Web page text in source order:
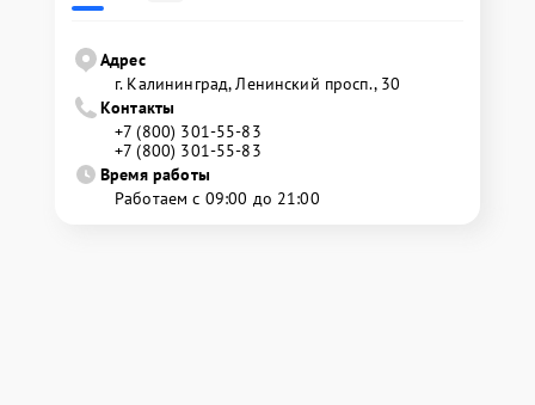
Адрес
г. Калининград, Ленинский просп., 30
Контакты
+7 (800) 301-55-83
+7 (800) 301-55-83
Время работы
Работаем с 09:00 до 21:00